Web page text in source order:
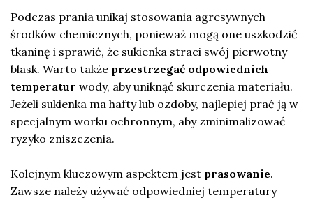
Podczas prania unikaj stosowania agresywnych
środków chemicznych, ponieważ mogą one uszkodzić
tkaninę i sprawić, że sukienka straci swój pierwotny
blask. Warto także przestrzegać odpowiednich
temperatur wody, aby uniknąć skurczenia materiału.
Jeżeli sukienka ma hafty lub ozdoby, najlepiej prać ją w
specjalnym worku ochronnym, aby zminimalizować
ryzyko zniszczenia.
Kolejnym kluczowym aspektem jest prasowanie.
Zawsze należy używać odpowiedniej temperatury